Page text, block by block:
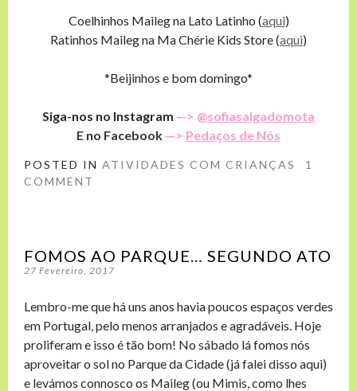
Coelhinhos Maileg na Lato Latinho (aqui)
Ratinhos Maileg na Ma Chérie Kids Store (aqui)
*Beijinhos e bom domingo*
Siga-nos no Instagram —> @sofiasalgadomota
E no Facebook —> Pedaços de Nós
POSTED IN ATIVIDADES COM CRIANÇAS
1
COMMENT
FOMOS AO PARQUE… SEGUNDO ATO
27 Fevereiro, 2017
Lembro-me que há uns anos havia poucos espaços verdes
em Portugal, pelo menos arranjados e agradáveis. Hoje
proliferam e isso é tão bom! No sábado lá fomos nós
aproveitar o sol no Parque da Cidade (já falei disso aqui)
e levámos connosco os Maileg (ou Mimis, como lhes